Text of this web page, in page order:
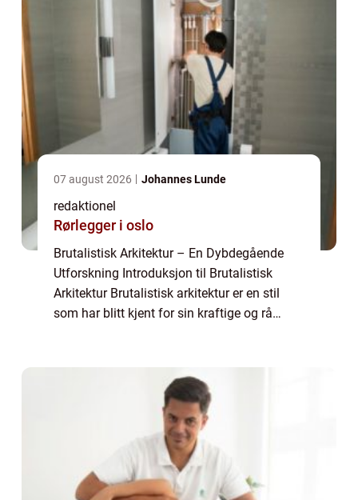
07 august 2026 Johannes Lunde
redaktionel
Rørlegger i oslo
Brutalistisk Arkitektur – En Dybdegående
Utforskning Introduksjon til Brutalistisk
Arkitektur Brutalistisk arkitektur er en stil
som har blitt kjent for sin kraftige og rå